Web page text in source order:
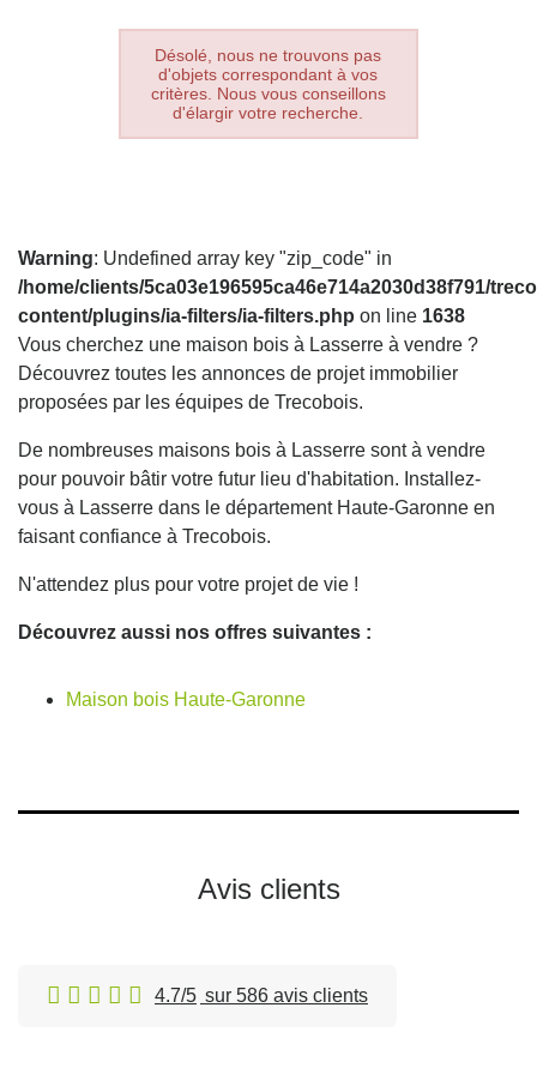
Désolé, nous ne trouvons pas
d'objets correspondant à vos
critères. Nous vous conseillons
d'élargir votre recherche.
Warning: Undefined array key "zip_code" in
/home/clients/5ca03e196595ca46e714a2030d38f791/
content/plugins/ia-filters/ia-filters.php on line 1638
Vous cherchez une maison bois à Lasserre à vendre ?
Découvrez toutes les annonces de projet immobilier
proposées par les équipes de Trecobois.
De nombreuses maisons bois à Lasserre sont à vendre
pour pouvoir bâtir votre futur lieu d'habitation. Installez-
vous à Lasserre dans le département Haute-Garonne en
faisant confiance à Trecobois.
N'attendez plus pour votre projet de vie !
Découvrez aussi nos offres suivantes :
Maison bois Haute-Garonne
Avis clients
4.7/5 sur 586 avis clients